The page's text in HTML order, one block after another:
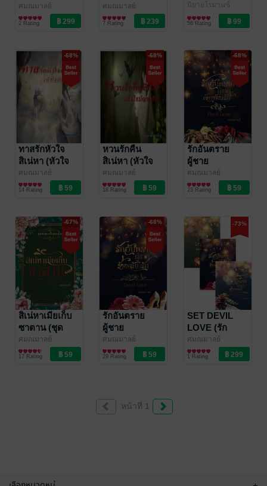
นายแบด
บอย+รักร้าย
นายเย็นชา+รัก
ศมณมาลย์
นิยายโรมานซ์
2 Rating
นาย(หมอ)สุด
เถื่อน+รักร้าย
นาย(มาเฟีย)วิศวะ+รัก
ปัตย์)สุด
โหด+รักร้าย
นาย(บริหาร)เย็น
ชา)
ศมณมาลย์
นิยายโรมานซ์
7 Rating
นิยายโรมานซ์
56 Rating
-68%
ทาสรักหัวใจ
สิเน่หา (หัวใจ
บัญชารัก)
ศมณมาลย์
นิยายโรมานซ์
14 Rating
-68%
หวนรักคืน
สิเน่หา (หัวใจ
บัญชารัก)
ศมณมาลย์
นิยายโรมานซ์
18 Rating
-68%
รักอันตราย
ผู้ชาย
ต้อง(ห้าม)รัก
(DEVIL LOVE)
ศมณมาลย์
นิยายโรมานซ์
23 Rating
-67%
สิเน่หาเมียเก็บ
ซาตาน (ชุด
ดวงใจซาตาน)
ศมณมาลย์
นิยายโรมานซ์
17 Rating
-68%
รักอันตราย
ผู้ชาย
ร้าย(ลับ)รัก
(DEVIL LOVE)
ศมณมาลย์
นิยายโรมานซ์
29 Rating
-73%
SET DEVIL
LOVE (รัก
อันตรายผู้ชาย
มาดนิ่ง+รัก
อันตรายผู้ชาย
ศมณมาลย์
นิยายโรมานซ์
1 Rating
หน้าที่ 1